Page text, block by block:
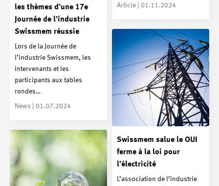
Article | 01.11.2024
les thèmes d’une 17e
Journée de l’industrie
Swissmem réussie
Lors de la Journée de
l’industrie Swissmem, les
intervenants et les
participants aux tables
rondes…
News | 01.07.2024
Swissmem salue le OUI
ferme à la loi pour
l’électricité
L’association de l’industrie